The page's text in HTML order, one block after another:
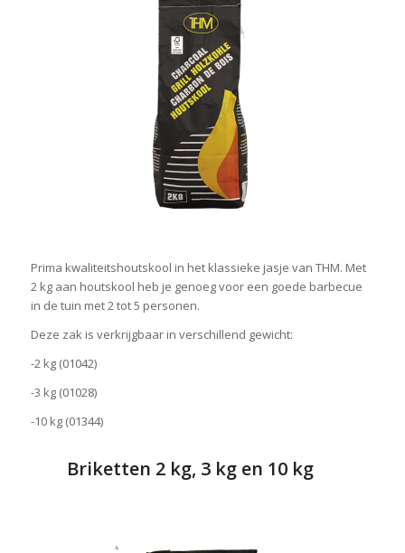
Prima kwaliteitshoutskool in het klassieke jasje van THM. Met
2 kg aan houtskool heb je genoeg voor een goede barbecue
in de tuin met 2 tot 5 personen.
Deze zak is verkrijgbaar in verschillend gewicht:
-2 kg (01042)
-3 kg (01028)
-10 kg (01344)
Briketten 2 kg, 3 kg en 10 kg